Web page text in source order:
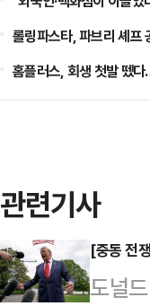
롤링파스타, 파브리 셰프
홈플러스, 회생 첫발 뗐
관련기사
[중동 전
도널